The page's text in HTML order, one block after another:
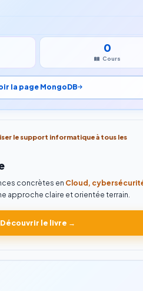
0
Cours
la page MongoDB
le support informatique à tous les
concrètes en Cloud,
approche claire et orientée terrain.
Découvrir le livre →